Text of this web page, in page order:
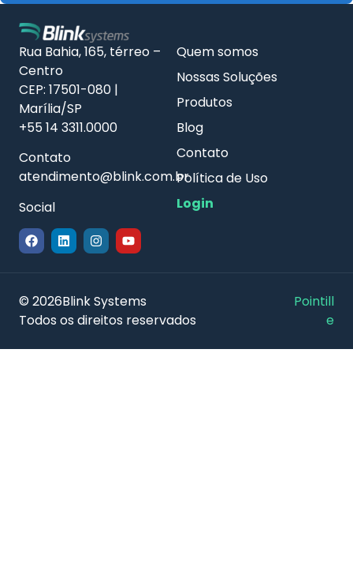
Rua Bahia, 165, térreo –
Centro
CEP: 17501-080 |
Marília/SP
+55 14 3311.0000
Contato
atendimento@blink.com.br
Social
Quem somos
Nossas Soluções
Produtos
Blog
Contato
Política de Uso
Login
© 2026Blink Systems
Todos os direitos reservados
Pointill
e